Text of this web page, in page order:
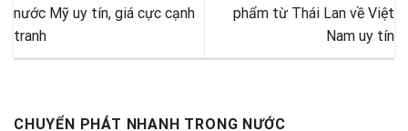
nước Mỹ uy tín, giá cực cạnh
tranh
phẩm từ Thái Lan về Việt
Nam uy tín
CHUYỂN PHÁT NHANH TRONG NƯỚC